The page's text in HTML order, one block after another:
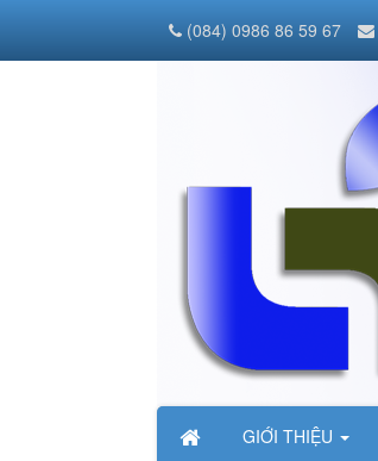
GIỚI THIỆU
(084) 0986 86 59 67